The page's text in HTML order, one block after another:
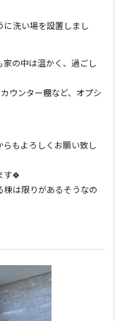
に洗い場を設置しまし
の中は温かく、過ごし
ウンター棚など、オプシ
もよろしくお願い致し
す🍀
棟は限りがあるそうなの